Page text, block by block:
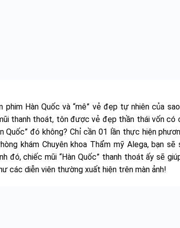
phim Hàn Quốc và “mê” vẻ đẹp tự nhiên của
thanh thoát, tôn được vẻ đẹp thần thái vốn có
Quốc” đó không? Chỉ cần 01 lần thực hiện
khám Chuyên khoa Thẩm mỹ Alega, bạn
đó, chiếc mũi “Hàn Quốc” thanh thoát ấy sẽ
các diễn viên thường xuất hiện trên màn ảnh!